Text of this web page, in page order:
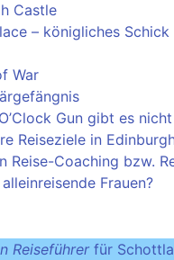
Castle
– königliches
War
Gun gibt es
Reiseziele in
Reise-Coaching bzw.
Frauen?
Reiseführerfür